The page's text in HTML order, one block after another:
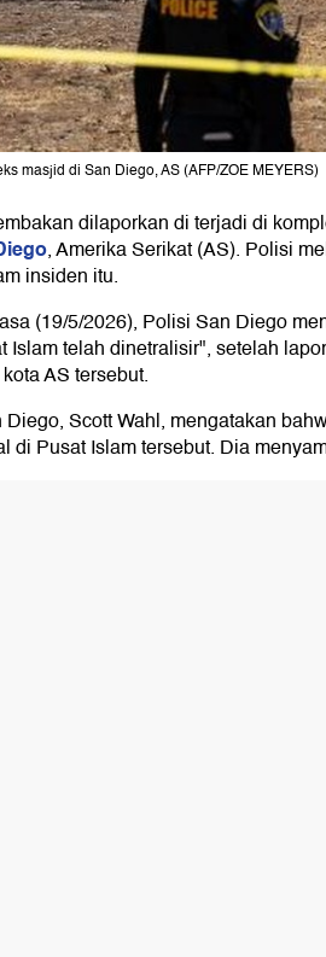
masjid di San Diego, AS (AFP/ZOE MEYERS)
dilaporkan di terjadi di
, Amerika Serikat (AS). Polisi
insiden itu.
(19/5/2026), Polisi San Diego
Islam telah dinetralisir", setelah
AS tersebut.
Scott Wahl, mengatakan
di Pusat Islam tersebut. Dia